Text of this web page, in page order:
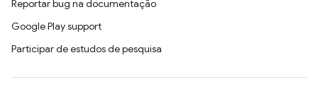
Reportar bug na documentação
Google Play support
Participar de estudos de pesquisa